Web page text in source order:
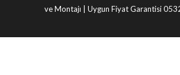
ve Montajı | Uygun Fiyat Garantisi